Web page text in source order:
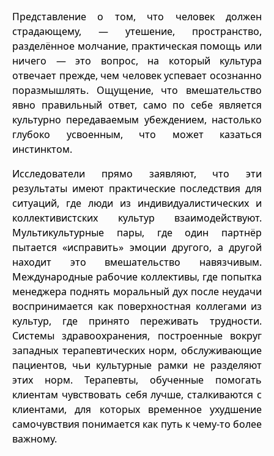
Представление о том, что человек должен
страдающему, — утешение, пространство,
разделённое молчание, практическая помощь или
ничего — это вопрос, на который культура
отвечает прежде, чем человек успевает осознанно
поразмышлять. Ощущение, что вмешательство
явно правильный ответ, само по себе является
культурно передаваемым убеждением, настолько
глубоко усвоенным, что может казаться
инстинктом.
Исследователи прямо заявляют, что эти
результаты имеют практические последствия для
ситуаций, где люди из индивидуалистических и
коллективистских культур взаимодействуют.
Мультикультурные пары, где один партнёр
пытается «исправить» эмоции другого, а другой
находит это вмешательство навязчивым.
Международные рабочие коллективы, где попытка
менеджера поднять моральный дух после неудачи
воспринимается как поверхностная коллегами из
культур, где принято переживать трудности.
Системы здравоохранения, построенные вокруг
западных терапевтических норм, обслуживающие
пациентов, чьи культурные рамки не разделяют
этих норм. Терапевты, обученные помогать
клиентам чувствовать себя лучше, сталкиваются с
клиентами, для которых временное ухудшение
самочувствия понимается как путь к чему-то более
важному.